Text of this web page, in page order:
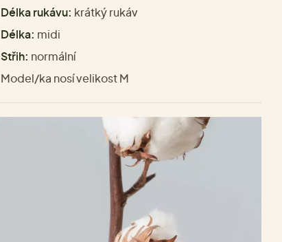
Délka rukávu: krátký rukáv
Délka: midi
Střih: normální
Model/ka nosí velikost M